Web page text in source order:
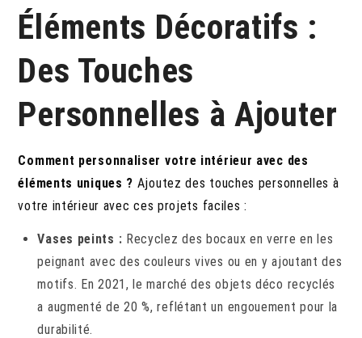
Éléments Décoratifs :
Des Touches
Personnelles à Ajouter
Comment personnaliser votre intérieur avec des
éléments uniques ? Ajoutez des touches personnelles à
votre intérieur avec ces projets faciles :
Vases peints : Recyclez des bocaux en verre en les
peignant avec des couleurs vives ou en y ajoutant des
motifs. En 2021, le marché des objets déco recyclés
a augmenté de 20 %, reflétant un engouement pour la
durabilité.